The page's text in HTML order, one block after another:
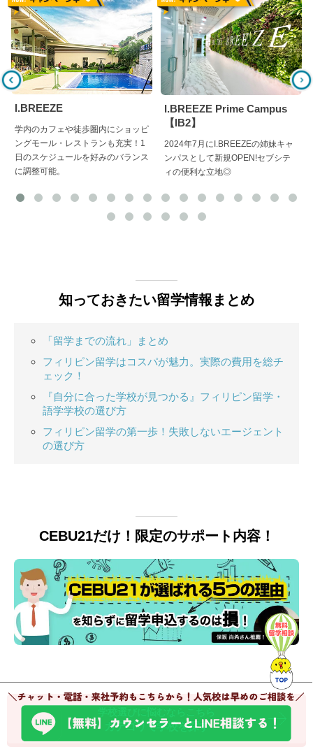
I.BREEZE
学内のカフェや徒歩圏内にショッピ
ングモール・レストランも充実！1
日のスケジュールを好みのバランス
に調整可能。
I.BREEZE Prime Campus
【IB2】
2024年7月にI.BREEZEの姉妹キャ
ンパスとして新規OPEN!セブシテ
ィの便利な立地◎
知っておきたい留学情報まとめ
「留学までの流れ」まとめ
フィリピン留学はコスパが魅力。実際の費用を総チ
ェック！
『自分に合った学校が見つかる』フィリピン留学・
語学学校の選び方
フィリピン留学の第一歩！失敗しないエージェント
の選び方
CEBU21だけ！限定のサポート内容！
カテゴリで学校を探す